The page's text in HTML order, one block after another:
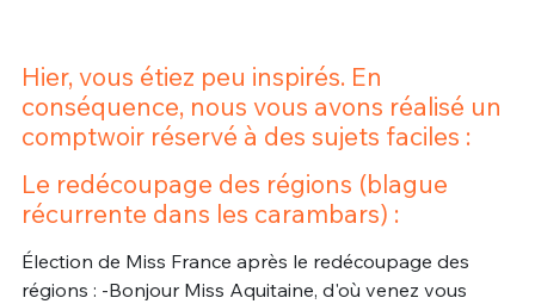
Hier, vous étiez peu inspirés. En
conséquence, nous vous avons réalisé un
comptwoir réservé à des sujets faciles :
Le redécoupage des régions (blague
récurrente dans les carambars) :
Élection de Miss France après le redécoupage des
régions : -Bonjour Miss Aquitaine, d'où venez vous